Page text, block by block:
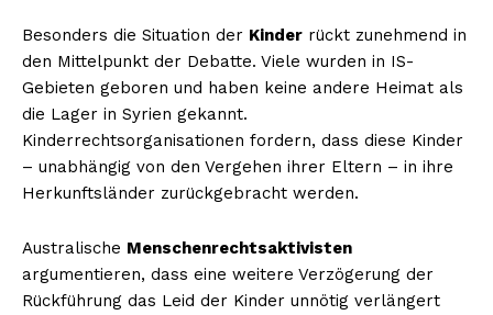
Besonders die Situation der Kinder rückt zunehmend in
den Mittelpunkt der Debatte. Viele wurden in IS-
Gebieten geboren und haben keine andere Heimat als
die Lager in Syrien gekannt.
Kinderrechtsorganisationen fordern, dass diese Kinder
– unabhängig von den Vergehen ihrer Eltern – in ihre
Herkunftsländer zurückgebracht werden.
Australische Menschenrechtsaktivisten
argumentieren, dass eine weitere Verzögerung der
Rückführung das Leid der Kinder unnötig verlängert